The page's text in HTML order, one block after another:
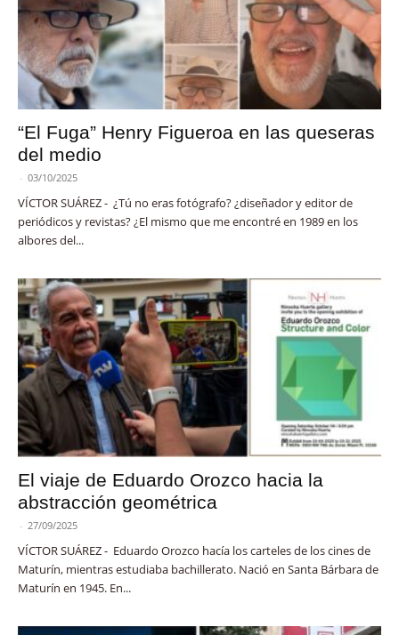
“El Fuga” Henry Figueroa en las queseras
del medio
- 03/10/2025
VÍCTOR SUÁREZ - ¿Tú no eras fotógrafo? ¿diseñador y editor de
periódicos y revistas? ¿El mismo que me encontré en 1989 en los
albores del...
El viaje de Eduardo Orozco hacia la
abstracción geométrica
- 27/09/2025
VÍCTOR SUÁREZ - Eduardo Orozco hacía los carteles de los cines de
Maturín, mientras estudiaba bachillerato. Nació en Santa Bárbara de
Maturín en 1945. En...